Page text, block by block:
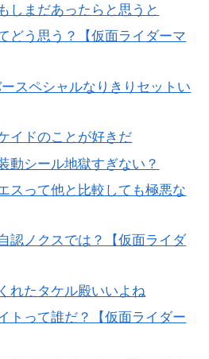
しまだあったらと思うと
どう思う？【仮面ライダーマ
スペシャルなりきりセットい
イドのことが好きだ
動シール地獄すぎない？
スって他と比較しても極悪な
認ノクスでは？【仮面ライダ
れたタケル殿いいよね
トって誰だ？【仮面ライダー